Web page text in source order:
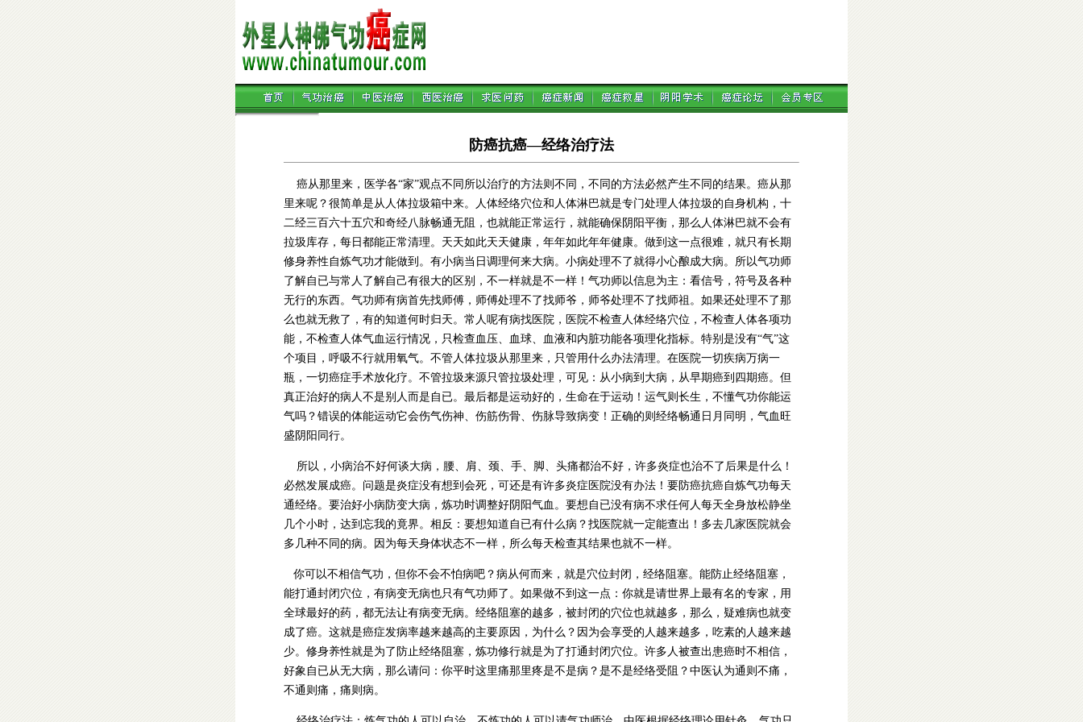
防癌抗癌—经络治疗法
癌从那里来，医学各“家”观点不同所以治疗的方法则不同，不同的方法必然产生不同的结果。癌从那
里来呢？很简单是从人体拉圾箱中来。人体经络穴位和人体淋巴就是专门处理人体拉圾的自身机构，十
二经三百六十五穴和奇经八脉畅通无阻，也就能正常运行，就能确保阴阳平衡，那么人体淋巴就不会有
拉圾库存，每日都能正常清理。天天如此天天健康，年年如此年年健康。做到这一点很难，就只有长期
修身养性自炼气功才能做到。有小病当日调理何来大病。小病处理不了就得小心酿成大病。所以气功师
了解自已与常人了解自己有很大的区别，不一样就是不一样！气功师以信息为主：看信号，符号及各种
无行的东西。气功师有病首先找师傅，师傅处理不了找师爷，师爷处理不了找师祖。如果还处理不了那
么也就无救了，有的知道何时归天。常人呢有病找医院，医院不检查人体经络穴位，不检查人体各项功
能，不检查人体气血运行情况，只检查血压、血球、血液和内脏功能各项理化指标。特别是没有“气”这
个项目，呼吸不行就用氧气。不管人体拉圾从那里来，只管用什么办法清理。在医院一切疾病万病一
瓶，一切癌症手术放化疗。不管拉圾来源只管拉圾处理，可见：从小病到大病，从早期癌到四期癌。但
真正治好的病人不是别人而是自已。最后都是运动好的，生命在于运动！运气则长生，不懂气功你能运
气吗？错误的体能运动它会伤气伤神、伤筋伤骨、伤脉导致病变！正确的则经络畅通日月同明，气血旺
盛阴阳同行。
所以，小病治不好何谈大病，腰、肩、颈、手、脚、头痛都治不好，许多炎症也治不了后果是什么！
必然发展成癌。问题是炎症没有想到会死，可还是有许多炎症医院没有办法！要防癌抗癌自炼气功每天
通经络。要治好小病防变大病，炼功时调整好阴阳气血。要想自已没有病不求任何人每天全身放松静坐
几个小时，达到忘我的竟界。相反：要想知道自已有什么病？找医院就一定能查出！多去几家医院就会
多几种不同的病。因为每天身体状态不一样，所么每天检查其结果也就不一样。
你可以不相信气功，但你不会不怕病吧？病从何而来，就是穴位封闭，经络阻塞。能防止经络阻塞，
能打通封闭穴位，有病变无病也只有气功师了。如果做不到这一点：你就是请世界上最有名的专家，用
全球最好的药，都无法让有病变无病。经络阻塞的越多，被封闭的穴位也就越多，那么，疑难病也就变
成了癌。这就是癌症发病率越来越高的主要原因，为什么？因为会享受的人越来越多，吃素的人越来越
少。修身养性就是为了防止经络阻塞，炼功修行就是为了打通封闭穴位。许多人被查出患癌时不相信，
好象自已从无大病，那么请问：你平时这里痛那里疼是不是病？是不是经络受阻？中医认为通则不痛，
不通则痛，痛则病。